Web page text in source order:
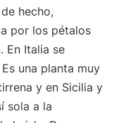
hecho,
por los pétalos
En Italia se
una planta muy
y en Sicilia y
sola a la